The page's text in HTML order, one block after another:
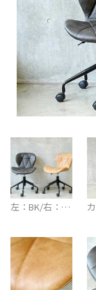
左：BK/右：…